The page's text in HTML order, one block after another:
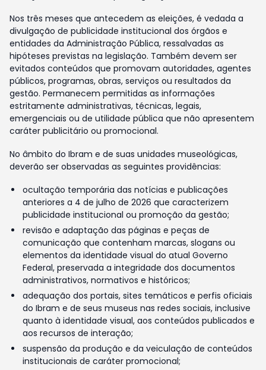
Nos três meses que antecedem as eleições, é vedada a
divulgação de publicidade institucional dos órgãos e
entidades da Administração Pública, ressalvadas as
hipóteses previstas na legislação. Também devem ser
evitados conteúdos que promovam autoridades, agentes
públicos, programas, obras, serviços ou resultados da
gestão. Permanecem permitidas as informações
estritamente administrativas, técnicas, legais,
emergenciais ou de utilidade pública que não apresentem
caráter publicitário ou promocional.
No âmbito do Ibram e de suas unidades museológicas,
deverão ser observadas as seguintes providências:
ocultação temporária das notícias e publicações
anteriores a 4 de julho de 2026 que caracterizem
publicidade institucional ou promoção da gestão;
revisão e adaptação das páginas e peças de
comunicação que contenham marcas, slogans ou
elementos da identidade visual do atual Governo
Federal, preservada a integridade dos documentos
administrativos, normativos e históricos;
adequação dos portais, sites temáticos e perfis oficiais
do Ibram e de seus museus nas redes sociais, inclusive
quanto à identidade visual, aos conteúdos publicados e
aos recursos de interação;
suspensão da produção e da veiculação de conteúdos
institucionais de caráter promocional;